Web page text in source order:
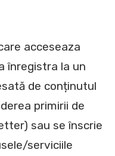
acceseaza
înregistra la un
de conținutul
primirii de
sau se înscrie
serviciile